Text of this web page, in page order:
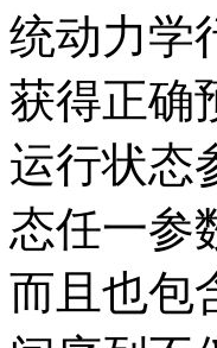
统动力学
获得正确
运行状态
态任一参
而且也包